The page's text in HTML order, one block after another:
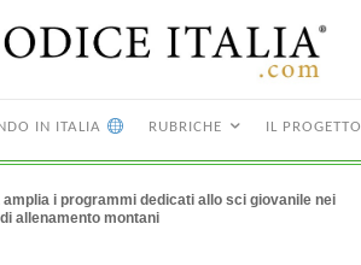
IN ITALIA RUBRICHE IL PROGETTO
amplia i programmi dedicati allo sci giovanile nei
allenamento montani